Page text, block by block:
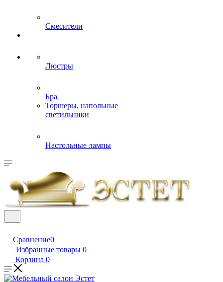
Смесители
Люстры
Бра
Торшеры, напольные
светильники
Настольные лампы
Сравнение0
Избранные товары 0
Корзина 0